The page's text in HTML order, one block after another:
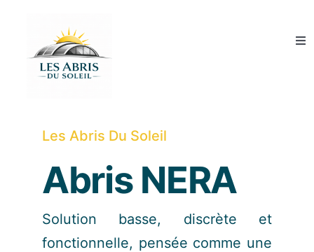
content
Qui sommes-nous ?
Les Abris Du Soleil
Abris NERA
Solution basse, discrète et
fonctionnelle, pensée comme une